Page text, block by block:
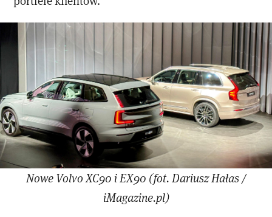
Nowe Volvo XC90 i EX90 (fot. Dariusz Hałas /
iMagazine.pl)